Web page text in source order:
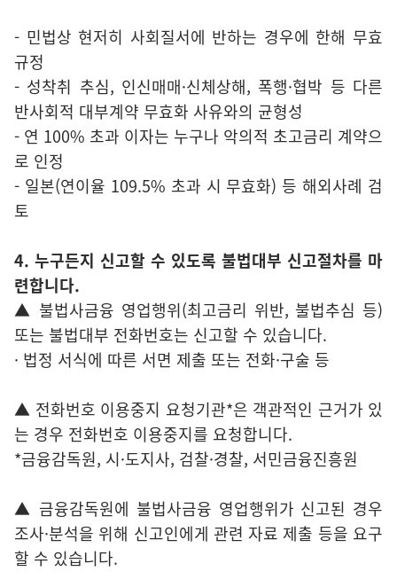
- 민법상 현저히 사회질서에 반하는 경우에 한해 무효
규정
- 성착취 추심, 인신매매·신체상해, 폭행·협박 등 다른
반사회적 대부계약 무효화 사유와의 균형성
- 연 100% 초과 이자는 누구나 악의적 초고금리 계약으
로 인정
- 일본(연이율 109.5% 초과 시 무효화) 등 해외사례 검
토
4. 누구든지 신고할 수 있도록 불법대부 신고절차를 마
련합니다.
▲ 불법사금융 영업행위(최고금리 위반, 불법추심 등)
또는 불법대부 전화번호는 신고할 수 있습니다.
· 법정 서식에 따른 서면 제출 또는 전화·구술 등
▲ 전화번호 이용중지 요청기관*은 객관적인 근거가 있
는 경우 전화번호 이용중지를 요청합니다.
*금융감독원, 시·도지사, 검찰·경찰, 서민금융진흥원
▲ 금융감독원에 불법사금융 영업행위가 신고된 경우
조사·분석을 위해 신고인에게 관련 자료 제출 등을 요구
할 수 있습니다.